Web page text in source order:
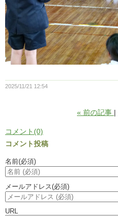
2025/11/21 12:54
« 前の記事
コメント(0)
コメント投稿
名前(必須)
メールアドレス(必須)
URL